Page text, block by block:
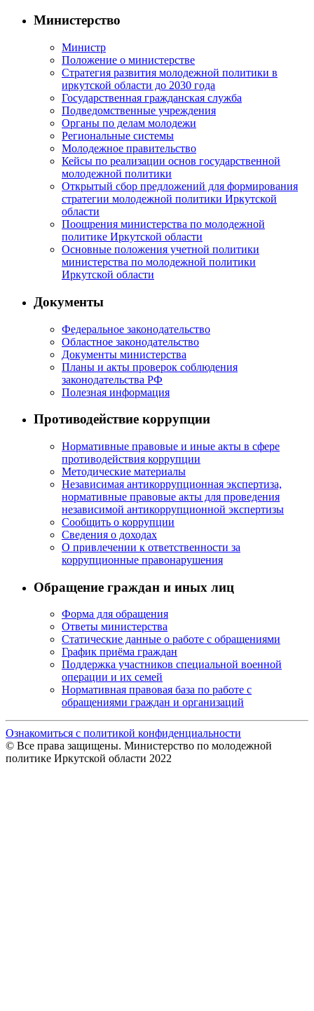
Министерство
Министр
Положение о министерстве
Стратегия развития молодежной политики в
иркутской области до 2030 года
Государственная гражданская служба
Подведомственные учреждения
Органы по делам молодежи
Региональные системы
Молодежное правительство
Кейсы по реализации основ государственной
молодежной политики
Открытый сбор предложений для формирования
стратегии молодежной политики Иркутской
области
Поощрения министерства по молодежной
политике Иркутской области
Основные положения учетной политики
министерства по молодежной политики
Иркутской области
Документы
Федеральное законодательство
Областное законодательство
Документы министерства
Планы и акты проверок соблюдения
законодательства РФ
Полезная информация
Противодействие коррупции
Нормативные правовые и иные акты в сфере
противодействия коррупции
Методические материалы
Независимая антикоррупционная экспертиза,
нормативные правовые акты для проведения
независимой антикоррупционной экспертизы
Сообщить о коррупции
Сведения о доходах
О привлечении к ответственности за
коррупционные правонарушения
Обращение граждан и иных лиц
Форма для обращения
Ответы министерства
Статические данные о работе с обращениями
График приёма граждан
Поддержка участников специальной военной
операции и их семей
Нормативная правовая база по работе с
обращениями граждан и организаций
Ознакомиться с политикой конфиденциальности
© Все права защищены. Министерство по молодежной
политике Иркутской области 2022